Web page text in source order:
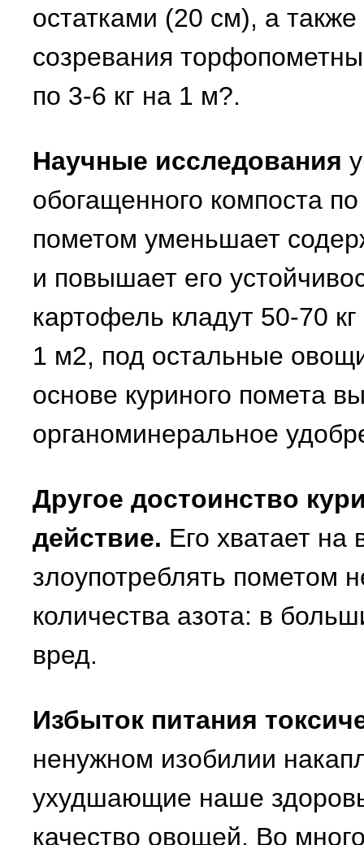
остатками (20 см), а
созревания
по 3-6 кг на 1 м?.
Научные исследования
обогащенного компоста
пометом уменьшает
и повышает его
картофель кладут 50-70
1 м2, под остальные
основе куриного помета
органоминеральное
Другое достоинство
действие. Его хватает на
злоупотреблять пометом
количества азота: в
вред.
Избыток питания
ненужном изобилии
ухудшающие наше
качество овощей. Во